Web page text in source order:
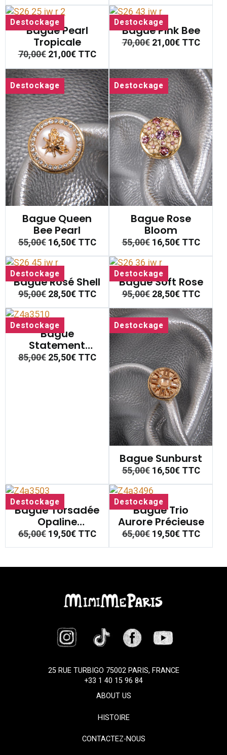
Destockage
Bague Pearl
Tropicale
70,00€ 21,00€TTC
Destockage
Bague Pink Bee
70,00€ 21,00€TTC
Destockage
Bague Queen
Bee Pearl
55,00€ 16,50€TTC
Destockage
Bague Rose
Bloom
55,00€ 16,50€TTC
Destockage
Bague Rosé Shell
95,00€ 28,50€TTC
Destockage
Bague Soft Rose
95,00€ 28,50€TTC
Destockage
Bague
Statement
Ambre Royale
85,00€ 25,50€TTC
Destockage
Bague Sunburst
55,00€ 16,50€TTC
Destockage
Bague Torsadée
Opaline
Crépuscule
65,00€ 19,50€TTC
Destockage
Bague Trio
Aurore Précieuse
65,00€ 19,50€TTC
25 RUE TURBIGO 75002 PARIS, FRANCE
+33 1 40 15 96 84
ABOUT US
HISTOIRE
CONTACTEZ-NOUS